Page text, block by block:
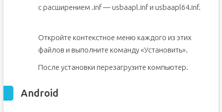
с расширением .inf — usbaapl.inf и usbaapl64.inf.
Откройте контекстное меню каждого из этих
файлов и выполните команду «Установить».
После установки перезагрузите компьютер.
Android